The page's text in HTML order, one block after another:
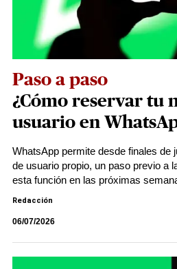
Paso a paso
¿Cómo reservar tu
usuario en
WhatsApp permite desde finales de
de usuario propio, un paso previo a
esta función en las próximas
Redacción
06/07/2026